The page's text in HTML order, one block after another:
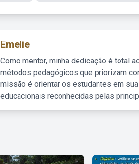
Emelie
Como mentor, minha dedicação é total
métodos pedagógicos que priorizam
missão é orientar os estudantes em
educacionais reconhecidas pelas